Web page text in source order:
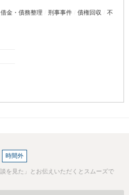
借金・債務整理 刑事事件 債権回収
不
時間外
を見た」とお伝えいただくとスムーズで